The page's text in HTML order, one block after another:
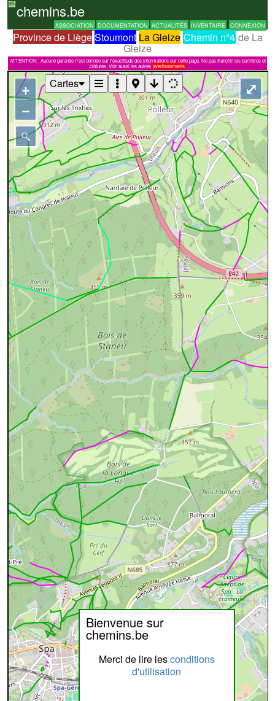
chemins.be
ASSOCIATION DOCUMENTATION ACTUALITÉS INVENTAIRE CONNEXION
Province de LiègeStoumont La Gleize Chemin n°4 de La
Gleize
ATTENTION : Aucune garantie n'est donnée sur l'exactitude des informations sur cette page. Ne pas franchir les barrières et
clôtures. Voir aussi les autres avertissements
Bienvenue sur
chemins.be
Merci de lire lesconditions
d'utilisation
+
−
⤢
Cartes